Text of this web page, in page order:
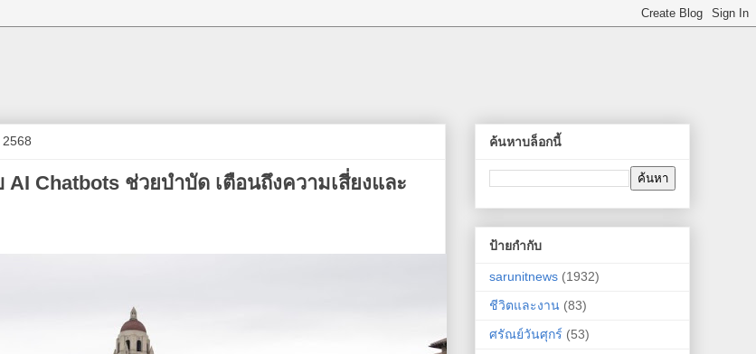
AI Chatbots ช่วยบำบัด เตือนถึงความเสี่ยงและ
ค้นหาบล็อกนี้
ป้ายกำกับ
sarunitnews (1932)
ชีวิตและงาน (83)
ศรัณย์วันศุกร์ (53)